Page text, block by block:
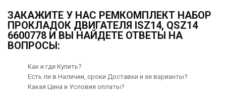
ЗАКАЖИТЕ У НАС РЕМКОМПЛЕКТ НАБОР
ПРОКЛАДОК ДВИГАТЕЛЯ ISZ14, QSZ14
6600778 И ВЫ НАЙДЕТЕ ОТВЕТЫ НА
ВОПРОСЫ:
Как и где Купить?
Есть ли в Наличии, сроки Доставки и ее варианты?
Какая Цена и Условия оплаты?